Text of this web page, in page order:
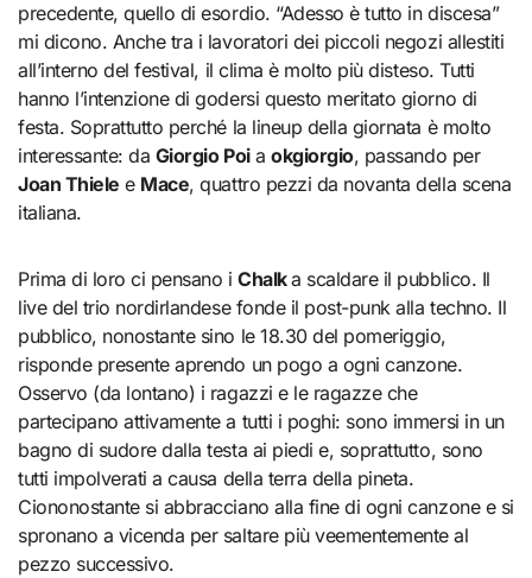
precedente, quello di esordio. “Adesso è tutto in discesa”
mi dicono. Anche tra i lavoratori dei piccoli negozi allestiti
all’interno del festival, il clima è molto più disteso. Tutti
hanno l’intenzione di godersi questo meritato giorno di
festa. Soprattutto perché la lineup della giornata è molto
interessante: da Giorgio Poiaokgiorgio, passando per
Joan Thiele e Mace, quattro pezzi da novanta della scena
italiana.
Prima di loro ci pensano iChalka scaldare il pubblico. Il
live del trio nordirlandese fonde il post-punk alla techno. Il
pubblico, nonostante sino le 18.30 del pomeriggio,
risponde presente aprendo un pogo a ogni canzone.
Osservo (da lontano) i ragazzi e le ragazze che
partecipano attivamente a tutti i poghi: sono immersi in un
bagno di sudore dalla testa ai piedi e, soprattutto, sono
tutti impolverati a causa della terra della pineta.
Ciononostante si abbracciano alla fine di ogni canzone e si
spronano a vicenda per saltare più veementemente al
pezzo successivo.